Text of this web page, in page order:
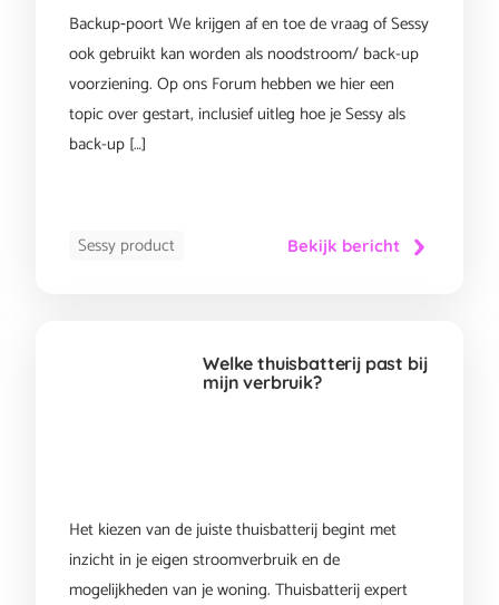
Backup‑poort We krijgen af en toe de vraag of Sessy
ook gebruikt kan worden als noodstroom/ back-up
voorziening. Op ons Forum hebben we hier een
topic over gestart, inclusief uitleg hoe je Sessy als
back-up […]
Sessy product Bekijk bericht
Welke thuisbatterij past bij
mijn verbruik?
Het kiezen van de juiste thuisbatterij begint met
inzicht in je eigen stroomverbruik en de
mogelijkheden van je woning. Thuisbatterij expert